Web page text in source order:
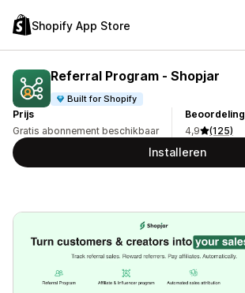
Shopify App Store
Referral Program ‑ Shopjar
Built for Shopify
Prijs
Gratis abonnement beschikbaar
Beoordeling
4,9
(125)
Installeren